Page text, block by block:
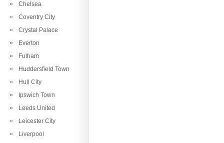
Chelsea
Coventry City
Crystal Palace
Everton
Fulham
Huddersfield Town
Hull City
Ipswich Town
Leeds United
Leicester City
Liverpool